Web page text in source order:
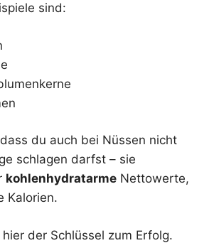
sind:
du auch bei Nüssen nicht
schlagen darfst – sie
kohlenhydratarme Nettowerte,
Kalorien.
der Schlüssel zum Erfolg.